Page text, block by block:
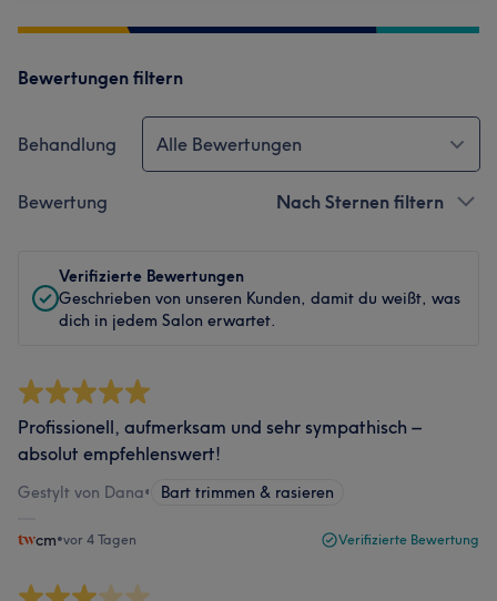
Bewertungen filtern
Behandlung Alle Bewertungen
Bewertung Nach Sternen filtern
Verifizierte Bewertungen
Geschrieben von unseren Kunden, damit du weißt, was
dich in jedem Salon erwartet.
Profissionell, aufmerksam und sehr sympathisch –
absolut empfehlenswert!
Gestylt von Dana• Bart trimmen & rasieren
cm•vor 4 Tagen Verifizierte Bewertung